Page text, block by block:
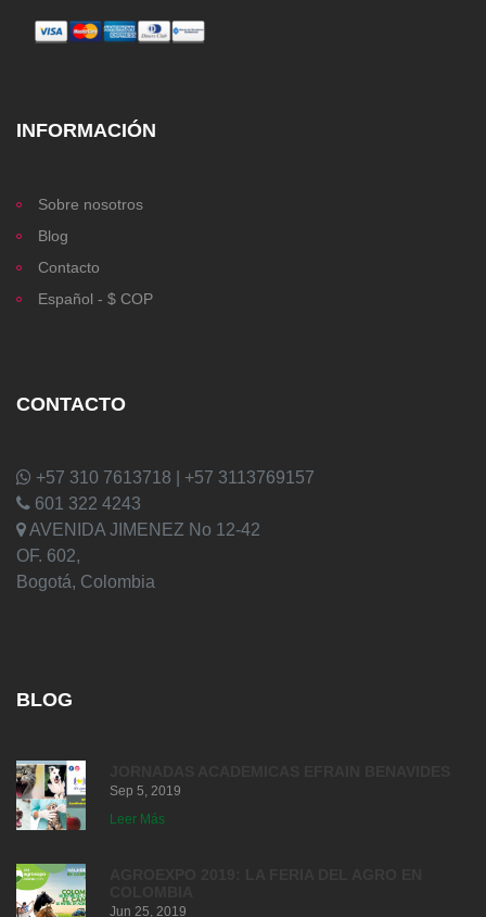
INFORMACIÓN
Sobre nosotros
Blog
Contacto
Español - $ COP
CONTACTO
+57 310 7613718 | +57 3113769157
601 322 4243
AVENIDA JIMENEZ No 12-42
OF. 602,
Bogotá, Colombia
BLOG
Sep 5, 2019
Leer Más
Jun 25, 2019